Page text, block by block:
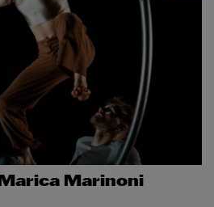
Marica Marinoni